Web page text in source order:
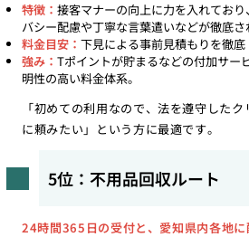
特徴： 接客マナーの向上に力を入れてお
バシー配慮や丁寧な言葉遣いなどが徹底さ
料金目安： 下見による事前見積もりを徹底
強み： Tポイントが貯まるなどの付加サー
明性の高い料金体系。
「初めての利用なので、法を遵守した
に頼みたい」という方に最適です。
5位：不用品回収ルート
24時間365日の受付と、愛知県内各地